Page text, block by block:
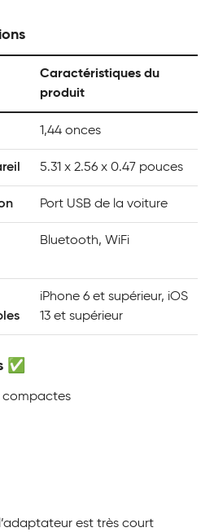
Caractéristiques du
produit
1,44 onces
5.31 x 2.56 x 0.47 pouces
Port USB de la voiture
Bluetooth, WiFi
iPhone 6 et supérieur, iOS
13 et supérieur
✅
compactes
est très court